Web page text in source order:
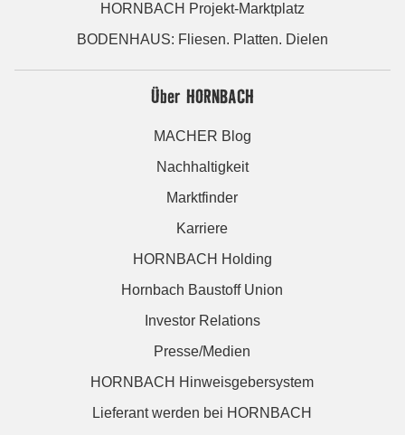
HORNBACH Projekt-Marktplatz
BODENHAUS: Fliesen. Platten. Dielen
Über HORNBACH
MACHER Blog
Nachhaltigkeit
Marktfinder
Karriere
HORNBACH Holding
Hornbach Baustoff Union
Investor Relations
Presse/Medien
HORNBACH Hinweisgebersystem
Lieferant werden bei HORNBACH